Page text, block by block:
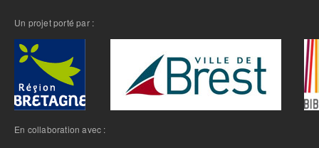
Un projet porté par :
En collaboration avec :